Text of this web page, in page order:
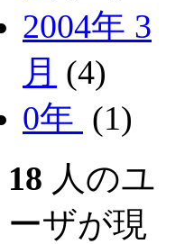
2004年 3
月 (4)
0年 (1)
18 人のユ
ーザが現